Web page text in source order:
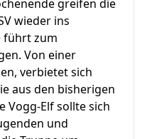
greifen die
wieder ins
führt zum
Von einer
verbietet sich
aus den bisherigen
Vogg-Elf sollte sich
und